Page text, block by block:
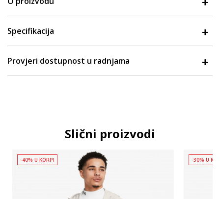
Specifikacija
Provjeri dostupnost u radnjama
Slični proizvodi
-40% U KORPI -30% U